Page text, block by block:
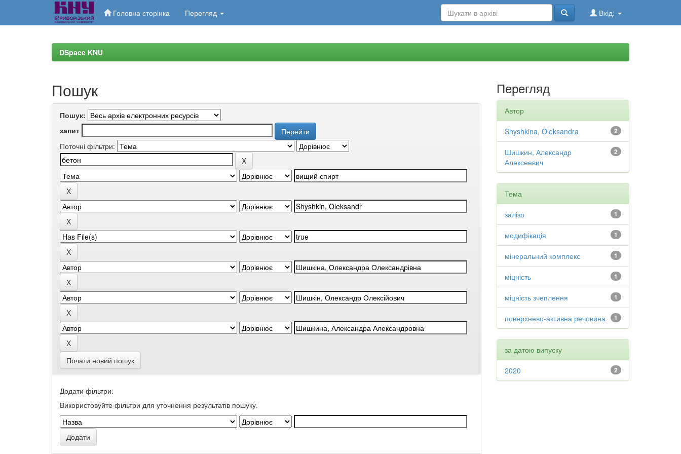
Головна сторінка Перегляд Вхід:
DSpace KNU
Пошук
Пошук:
запит
Поточні фільтри:
Почати новий пошук
Додати фільтри:
Використовуйте фільтри для уточнення результатів пошуку.
Перегляд
Автор
2
Shyshkina, Oleksandra
2
Шишкин, Александр
Алексеевич
Тема
1
залізо
1
модифікація
1
мінеральний комплекс
1
міцність
1
міцність зчеплення
1
поверхнево-активна речовина
за датою випуску
2
2020